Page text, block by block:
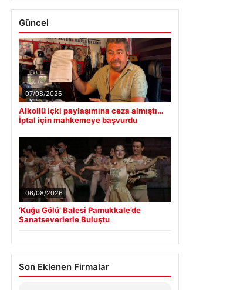
Güncel
07/08/2026
Alkollü içki paylaşımına ceza almıştı…
İptal için mahkemeye başvurdu
06/08/2026
‘Kuğu Gölü’ Balesi Pamukkale’de
Sanatseverlerle Buluştu
Son Eklenen Firmalar